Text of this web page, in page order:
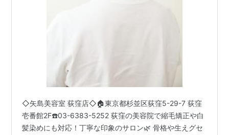
◇矢島美容室 荻窪店◇🏠東京都杉並区荻窪5-29-7 荻窪
壱番館2F☎️03-6383-5252 荻窪の美容院で縮毛矯正や白
髪染めにも対応！丁寧な印象のサロン🌿 骨格や生えグセ